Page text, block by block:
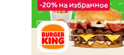
-20% на избранное